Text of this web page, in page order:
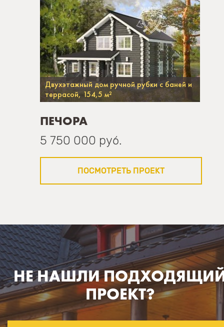
Двухэтажный дом ручной рубки с баней и
террасой, 154,5 м²
ПЕЧОРА
5 750 000 руб.
ПОСМОТРЕТЬ ПРОЕКТ
НЕ НАШЛИ
ПРОЕКТ?